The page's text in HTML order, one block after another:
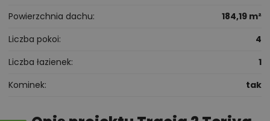
Powierzchnia dachu
184,19 m²
Liczba pokoi
4
Liczba łazienek
1
Kominek
tak